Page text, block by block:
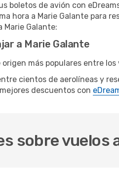
boletos de avión con
hora a Marie Galante para
Marie Galante:
a Marie Galante
más populares entre
cientos de aerolíneas y
descuentos con
sobre vuelos